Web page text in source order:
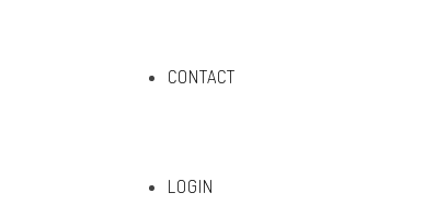
CONTACT
LOGIN